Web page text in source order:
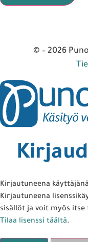
© – 2026
Kirjautuneena
Kirjautuneena
sisällöt ja voit myös itse
Tilaa lisenssi täältä.